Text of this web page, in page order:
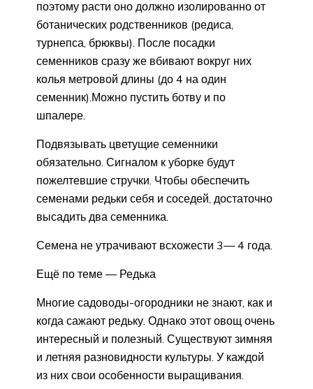
поэтому расти оно должно изолированно от
ботанических родственников (редиса,
турнепса, брюквы). После посадки
семенников сразу же вбивают вокруг них
колья метровой длины (до 4 на один
семенник).Можно пустить ботву и по
шпалере.
Подвязывать цветущие семенники
обязательно. Сигналом к уборке будут
пожелтевшие стручки. Чтобы обеспечить
семенами редьки себя и соседей, достаточно
высадить два семенника.
Семена не утрачивают всхожести 3— 4 года.
Ещё по теме — Редька
Многие садоводы-огородники не знают, как и
когда сажают редьку. Однако этот овощ очень
интересный и полезный. Существуют зимняя
и летняя разновидности культуры. У каждой
из них свои особенности выращивания.